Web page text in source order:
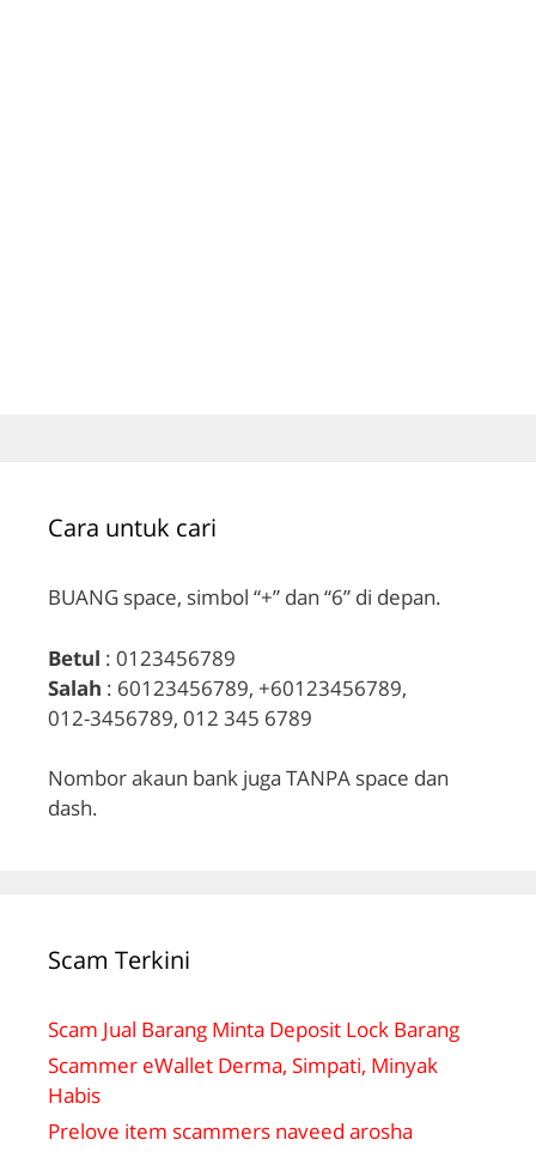
Cara untuk cari
BUANG space, simbol “+” dan “6” di depan.
Betul : 0123456789
Salah : 60123456789, +60123456789,
012-3456789, 012 345 6789
Nombor akaun bank juga TANPA space dan
dash.
Scam Terkini
Scam Jual Barang Minta Deposit Lock Barang
Scammer eWallet Derma, Simpati, Minyak
Habis
Prelove item scammers naveed arosha